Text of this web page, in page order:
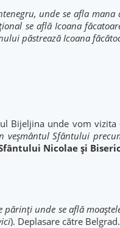
unde se afla
se află Icoana
păstrează Icoana
Bijeljina unde vom vizita
Sfântului
Nicolae și
părinți unde se află
). Deplasare către Belgrad.